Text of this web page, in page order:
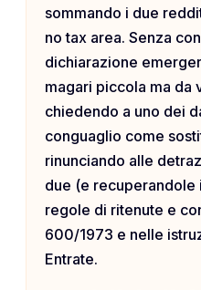
sommando i due
no tax area. Senza
dichiarazione
magari piccola ma da
chiedendo a uno dei
conguaglio come
rinunciando alle
due (e recuperandole
regole di ritenute e
600/1973 e nelle
Entrate.